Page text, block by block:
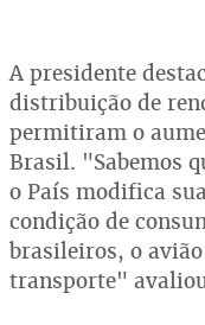
A presidente
distribuição de
permitiram o
Brasil. "Sabemos
o País modifica
condição de
brasileiros, o
transporte"